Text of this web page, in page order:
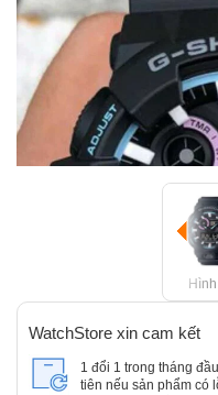
WatchStore xin cam kết
1 đổi 1 trong tháng đầu
tiên nếu sản phẩm có